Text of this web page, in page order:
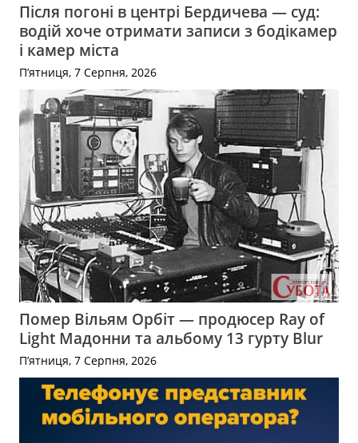
Після погоні в центрі Бердичева — суд:
водій хоче отримати записи з бодікамер
і камер міста
П’ятниця, 7 Серпня, 2026
Помер Вільям Орбіт — продюсер Ray of
Light Мадонни та альбому 13 гурту Blur
П’ятниця, 7 Серпня, 2026